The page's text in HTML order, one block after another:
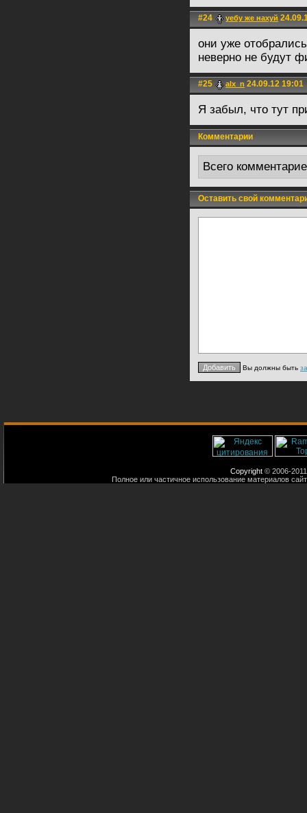
#24 уeбу жe нахуй
они уже
неверно не будут
#25 alx_n 24.09.12 19:01
Я забыл, что тут
Комментарии
Всего
Оставить свой
Вы должны быть
Copyright © 2006-
Полное или частичное использование материалов